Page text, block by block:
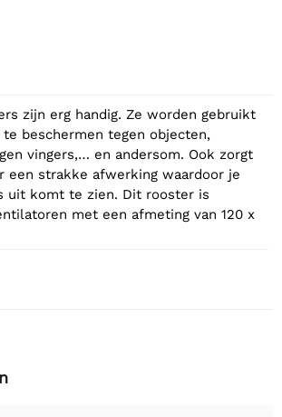
zijn erg handig. Ze worden gebruikt
beschermen tegen objecten,
vingers,… en andersom. Ook zorgt
een strakke afwerking waardoor je
uit komt te zien. Dit rooster is
met een afmeting van 120 x